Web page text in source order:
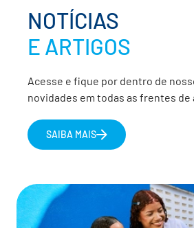
NOTÍCIAS
E ARTIGOS
Acesse e fique por dentro de
novidades em todas as frentes de
SAIBA MAIS